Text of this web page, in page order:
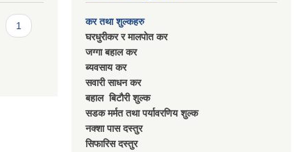
1
कर तथा शुल्कहरु
घरधुरीकर र मालपाेत कर
जग्गा बहाल कर
ब्यवसाय कर
सवारी साधन कर
बहाल बिटाैरी शुल्क
सडक मर्मत तथा पर्यावरणिय शुल्क
नक्शा पास दस्तुर
सिफारिस दस्तुर